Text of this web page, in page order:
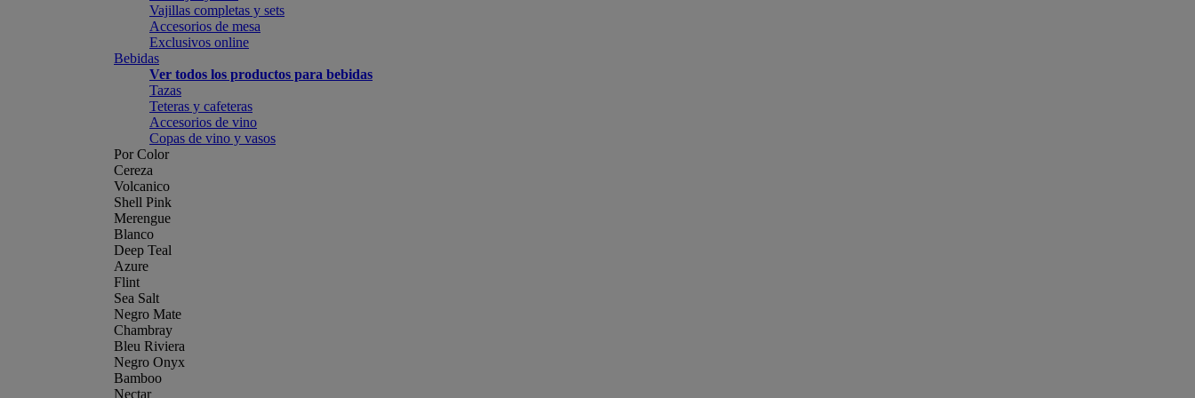
Vajillas completas y sets
Accesorios de mesa
Exclusivos online
Bebidas
Ver todos los productos para bebidas
Tazas
Teteras y cafeteras
Accesorios de vino
Copas de vino y vasos
Por Color
Cereza
Volcanico
Shell Pink
Merengue
Blanco
Deep Teal
Azure
Flint
Sea Salt
Negro Mate
Chambray
Bleu Riviera
Negro Onyx
Bamboo
Nectar